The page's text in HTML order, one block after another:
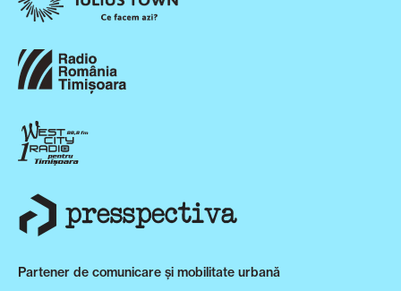
Partener de comunicare și mobilitate urbană